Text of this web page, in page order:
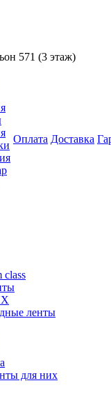
571 (3 этаж)
Оплата Доставка
class
ленты
для них